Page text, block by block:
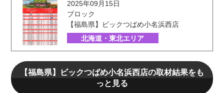
2025年09月15日
ブロック
【福島県】ビックつばめ小名浜西店
北海道・東北エリア
【福島県】ビックつばめ小名浜西店の取材結果をも
っと見る